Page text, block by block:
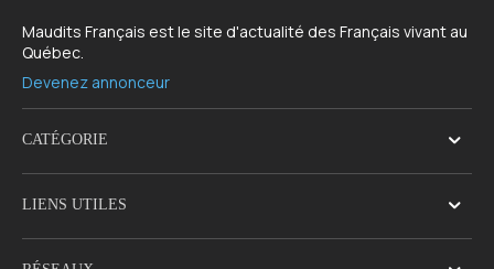
Maudits Français est le site d'actualité des Français vivant au
Québec.
Devenez annonceur
CATÉGORIE
LIENS UTILES